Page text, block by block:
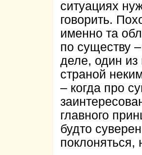
ситуациях
говорить.
именно та
по существу
деле, один
страной
– когда про
главного
будто
поклоняться,